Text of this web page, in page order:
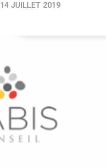
14 JUILLET 2019